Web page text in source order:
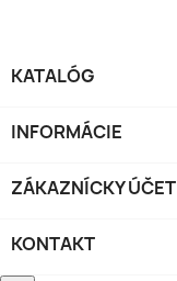
KATALÓG
INFORMÁCIE
ZÁKAZNÍCKY ÚČET
KONTAKT